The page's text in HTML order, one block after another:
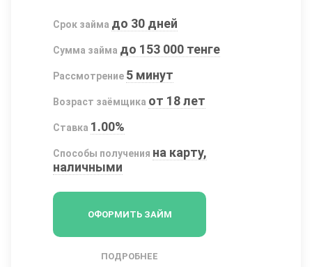
Срок займа до 30 дней
Сумма займа до 153 000 тенге
Рассмотрение 5 минут
Возраст заёмщика от 18 лет
Ставка 1.00%
Способы получения на карту,
наличными
ОФОРМИТЬ ЗАЙМ
ПОДРОБНЕЕ